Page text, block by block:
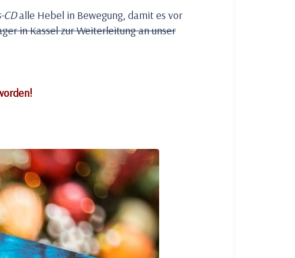
CDalle Hebel in Bewegung, damit es vor
in Kassel zur Weiterleitung an unser